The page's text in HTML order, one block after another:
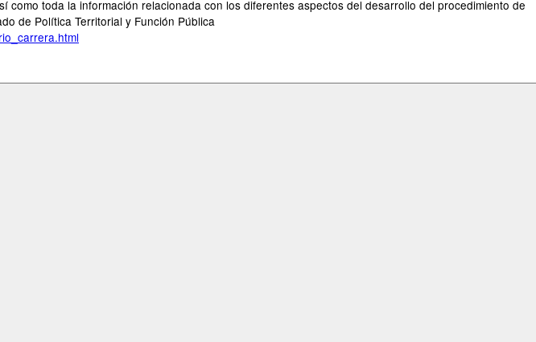
toda la información relacionada con los diferentes aspectos del desarrollo del procedimiento de
de Política Territorial y Función Pública